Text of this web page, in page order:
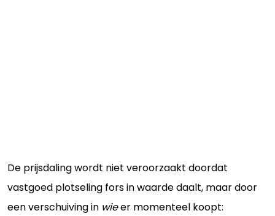
De prijsdaling wordt niet veroorzaakt doordat
vastgoed plotseling fors in waarde daalt, maar door
een verschuiving in wieer momenteel koopt: